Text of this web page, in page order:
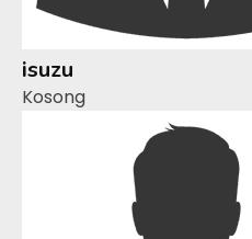
isuzu
Kosong